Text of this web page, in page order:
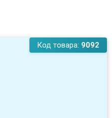
Код товара: 9092